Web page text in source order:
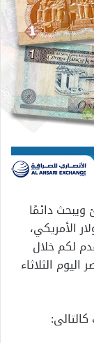
دائمًا
الأمريكي،
لكم خلال
الثلاثاء